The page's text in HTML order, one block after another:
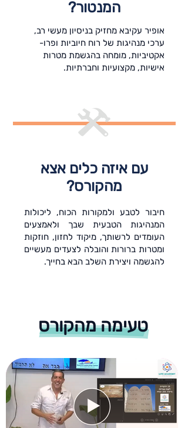
המנטור?
אופיר עקיבא מחזיק בניסיון מעשי רב,
ערכי מנהיגות של רוח חיוביות ופרו-
אקטיביות, מומחה בהגשמת מטרות
אישיות, מקצועיות וחברתיות.
עם איזה כלים אצא
מהקורס?
חיבור לטבע ולמקורות הכוח, ליכולות
המנהיגות הטבעית שבך ולאמצעים
העומדים לרשותך, מיקוד לחזון, חוזקות
ומטרות ברורות והובלה לצעדים מעשיים
להגשמה ויצירת השלב הבא בחייך.
טעימה מהקורס